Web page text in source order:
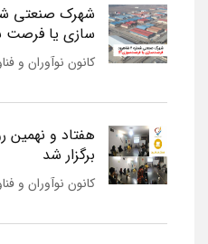
سازی یا فرصت
کانون نوآوران و
هفتاد و نهمین
برگزار شد
کانون نوآوران و